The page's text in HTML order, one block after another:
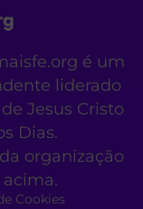
é um
liderado
Jesus Cristo
Dias.
organização
Cookies